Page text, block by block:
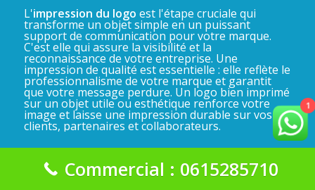
L'impression du logo est l'étape cruciale qui
transforme un objet simple en un puissant
support de communication pour votre marque.
C'est elle qui assure la visibilité et la
reconnaissance de votre entreprise. Une
impression de qualité est essentielle : elle reflète le
professionnalisme de votre marque et garantit
que votre message perdure. Un logo bien imprimé
sur un objet utile ou esthétique renforce votre
image et laisse une impression durable sur vos
clients, partenaires et collaborateurs.
1
Commercial : 0615285710